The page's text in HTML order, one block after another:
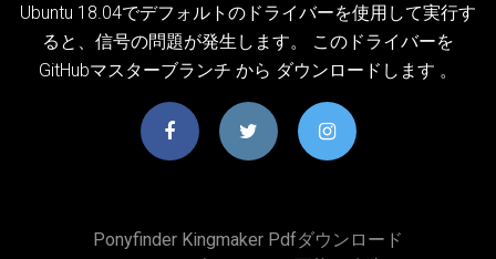
Ubuntu 18.04でデフォルトのドライバーを使用して実行す
ると、信号の問題が発生します。 このドライバーを
GitHubマスターブランチ から ダウンロードします 。
Ponyfinder Kingmaker Pdfダウンロード